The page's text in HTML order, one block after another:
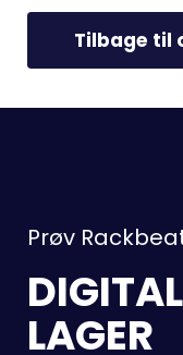
Tilbage til
Prøv
LAGER